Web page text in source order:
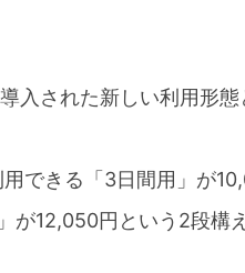
入された新しい利用形態
できる「3日間用」が
が12,050円という2段構